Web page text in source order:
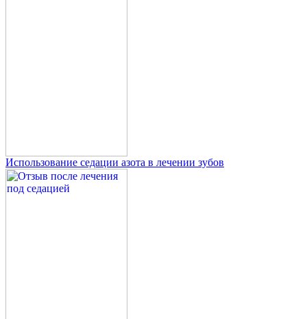
Использование седации азота в лечении зубов